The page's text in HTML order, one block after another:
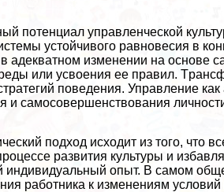
потенциал управленческой
устойчивого равновесия в
в адекватном изменении на основе
или усвоения ее правил.
поведения. Управление
и самосовершенствования
подход исходит из того,
развития культуры и
индивидуальный опыт. В самом
работника к изменениям